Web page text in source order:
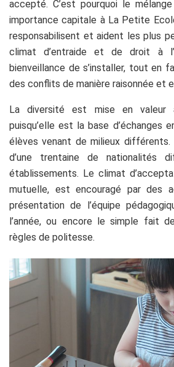
accepté. C’est pourquoi le
importance capitale à La Petite
responsabilisent et aident les plus
climat d’entraide et de droit à
bienveillance de s’installer, tout en
des conflits de manière raisonnée et
La diversité est mise en
puisqu’elle est la base d’échanges
élèves venant de milieux différents.
d’une trentaine de nationalités
établissements. Le climat
mutuelle, est encouragé par des
présentation de l’équipe
l’année, ou encore le simple fait
règles de politesse.